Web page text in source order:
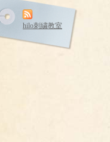
hilo刺繍教室